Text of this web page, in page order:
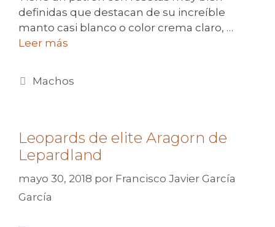
definidas que destacan de su increíble
manto casi blanco o color crema claro, …
Leer más
Categorías
Machos
Leopards de elite Aragorn de
Lepardland
mayo 30, 2018 por Francisco Javier García
García